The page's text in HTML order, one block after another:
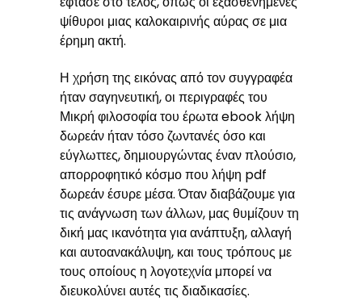
ψίθυροι μιας καλοκαιρινής αύρας σε μια
έρημη ακτή.
Η χρήση της εικόνας από τον συγγραφέα
ήταν σαγηνευτική, οι περιγραφές του
Μικρή φιλοσοφία του έρωτα ebook λήψη
δωρεάν ήταν τόσο ζωντανές όσο και
εύγλωττες, δημιουργώντας έναν πλούσιο,
απορροφητικό κόσμο που λήψη pdf
δωρεάν έσυρε μέσα. Όταν διαβάζουμε για
τις ανάγνωση των άλλων, μας θυμίζουν τη
δική μας ικανότητα για ανάπτυξη, αλλαγή
και αυτοανακάλυψη, και τους τρόπους με
τους οποίους η λογοτεχνία μπορεί να
διευκολύνει αυτές τις διαδικασίες.